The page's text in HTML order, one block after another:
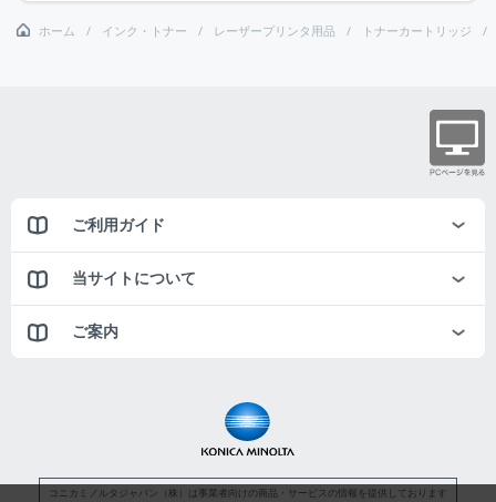
ホーム インク・トナー レーザープリンタ用品 トナーカートリッジ
ご利用ガイド
当サイトについて
ご案内
コニカミノルタジャパン（株）は事業者向けの商品・サービスの情報を提供しております